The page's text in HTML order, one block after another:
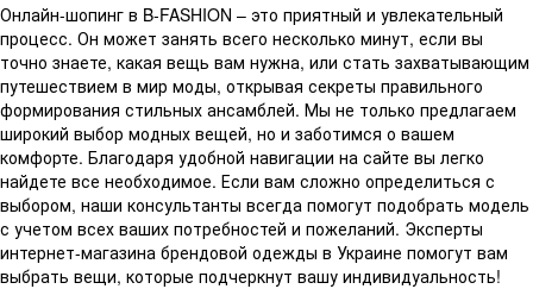
Онлайн-шопинг в B-FASHION – это приятный и увлекательный
процесс. Он может занять всего несколько минут, если вы
точно знаете, какая вещь вам нужна, или стать захватывающим
путешествием в мир моды, открывая секреты правильного
формирования стильных ансамблей. Мы не только предлагаем
широкий выбор модных вещей, но и заботимся о вашем
комфорте. Благодаря удобной навигации на сайте вы легко
найдете все необходимое. Если вам сложно определиться с
выбором, наши консультанты всегда помогут подобрать модель
с учетом всех ваших потребностей и пожеланий. Эксперты
интернет-магазина брендовой одежды в Украине помогут вам
выбрать вещи, которые подчеркнут вашу индивидуальность!